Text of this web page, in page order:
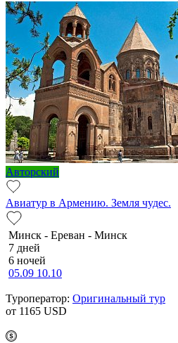
Авторский
Авиатур в Армению. Земля чудес.
Минск - Ереван - Минск
7 дней
6 ночей
05.09 10.10
Туроператор: Оригинальный тур
от 1165 USD